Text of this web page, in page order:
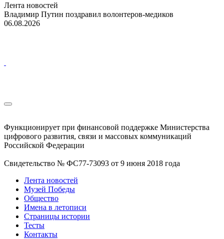
Лента новостей
Владимир Путин поздравил волонтеров-медиков
06.08.2026
Функционирует при финансовой поддержке Министерства
цифрового развития, связи и массовых коммуникаций
Российской Федерации
Свидетельство № ФС77-73093 от 9 июня 2018 года
Лента новостей
Музей Победы
Общество
Имена в летописи
Страницы истории
Тесты
Контакты